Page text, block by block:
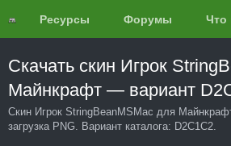
Ресурсы Форумы Что
Скачать скин Игрок
Майнкрафт — вариант
Скин Игрок StringBeanMSMac для
загрузка PNG. Вариант каталога: D2C1C2.